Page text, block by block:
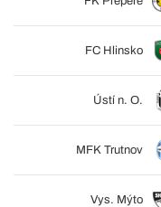
FC Hlinsko
Ústí n. O.
MFK Trutnov
Vys. Mýto